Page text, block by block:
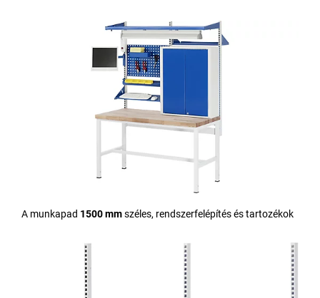
A munkapad 1500 mmszéles, rendszerfelépítés és tartozékok